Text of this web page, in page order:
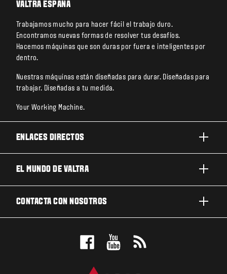
VALTRA ESPAÑA
Trabajamos mucho para hacer fácil el trabajo duro.
Encontramos nuevas formas de resolver tus desafíos.
Hacemos máquinas que son duras por fuera e inteligentes por
dentro.
Nuestras máquinas están diseñadas para durar. Diseñadas para
trabajar. Diseñadas a tu medida.
Your Working Machine.
ENLACES DIRECTOS
TECNOLOGÍA
EL MUNDO DE VALTRA
CONTACTA CON NOSOTROS
RESERVE UNA PRUEBA DE MANEJO
LOCALIZADOR DE CONCESIONARIOS